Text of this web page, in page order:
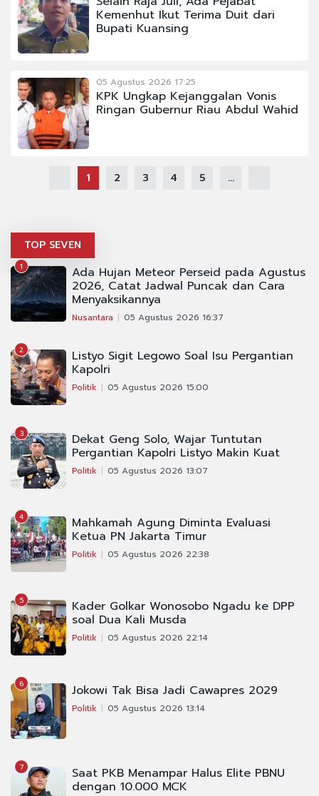
Kemenhut Ikut Terima Duit dari
Bupati Kuansing
05 Agustus 2026 17:25
KPK Ungkap Kejanggalan Vonis
Ringan Gubernur Riau Abdul Wahid
1 2 3 4 5 ...
TOP SEVEN
1 Ada Hujan Meteor Perseid pada Agustus
2026, Catat Jadwal Puncak dan Cara
Menyaksikannya
Nusantara 05 Agustus 2026 16:37
2 Listyo Sigit Legowo Soal Isu Pergantian
Kapolri
Politik 05 Agustus 2026 15:00
3 Dekat Geng Solo, Wajar Tuntutan
Pergantian Kapolri Listyo Makin Kuat
Politik 05 Agustus 2026 13:07
4 Mahkamah Agung Diminta Evaluasi
Ketua PN Jakarta Timur
Politik 05 Agustus 2026 22:38
5 Kader Golkar Wonosobo Ngadu ke DPP
soal Dua Kali Musda
Politik 05 Agustus 2026 22:14
6 Jokowi Tak Bisa Jadi Cawapres 2029
Politik 05 Agustus 2026 13:14
7 Saat PKB Menampar Halus Elite PBNU
dengan 10.000 MCK